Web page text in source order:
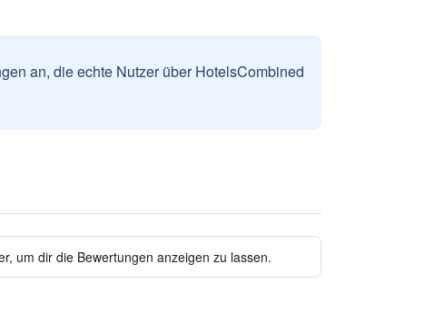
an, die echte Nutzer über HotelsCombined
um dir die Bewertungen anzeigen zu lassen.